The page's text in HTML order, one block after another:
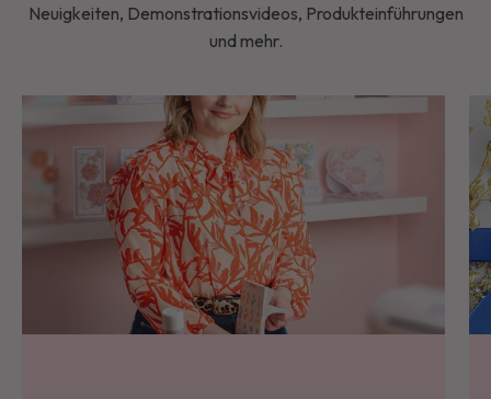
Neuigkeiten, Demonstrationsvideos, Produkteinführungen
und mehr.